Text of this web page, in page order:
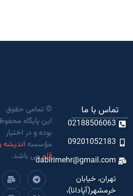
تماس با ما
02188506063
09201052183
dabirimehr@gmail.com
تهران، خیابان
خرمشهر(آپادانا)،
© تمامی حقوق
این پایگاه محفوظ
بوده و در اختیار
مؤسسه اندیشه و
قلممی باشد.